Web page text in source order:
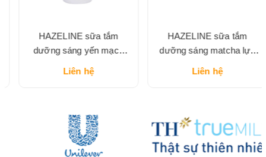
HAZELINE sữa tắm
dưỡng sáng yến mạch
Liên hệ
HAZELINE sữa tắm
dưỡng sáng matcha lựu
Liên hệ